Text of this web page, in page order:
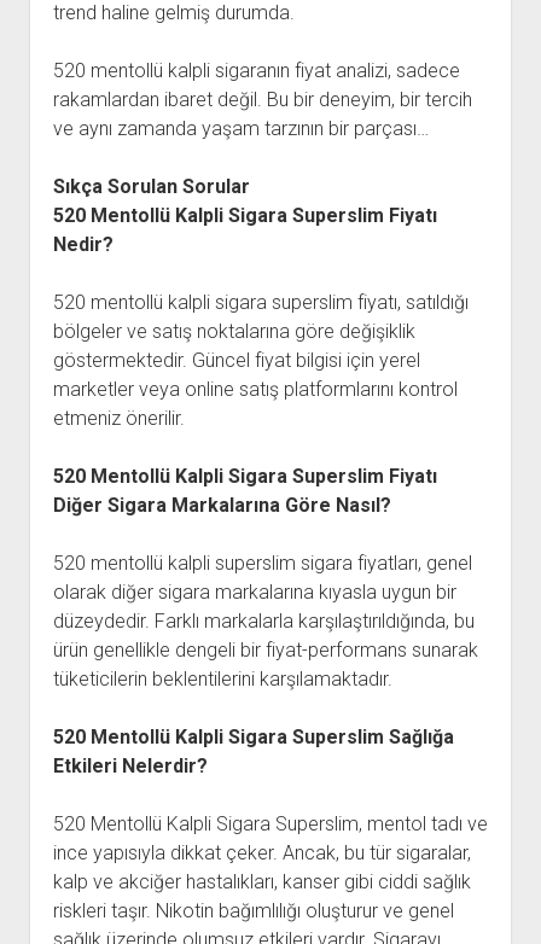
trend haline gelmiş durumda.
520 mentollü kalpli sigaranın fiyat analizi, sadece
rakamlardan ibaret değil. Bu bir deneyim, bir tercih
ve aynı zamanda yaşam tarzının bir parçası…
Sıkça Sorulan Sorular
520 Mentollü Kalpli Sigara Superslim Fiyatı
Nedir?
520 mentollü kalpli sigara superslim fiyatı, satıldığı
bölgeler ve satış noktalarına göre değişiklik
göstermektedir. Güncel fiyat bilgisi için yerel
marketler veya online satış platformlarını kontrol
etmeniz önerilir.
520 Mentollü Kalpli Sigara Superslim Fiyatı
Diğer Sigara Markalarına Göre Nasıl?
520 mentollü kalpli superslim sigara fiyatları, genel
olarak diğer sigara markalarına kıyasla uygun bir
düzeydedir. Farklı markalarla karşılaştırıldığında, bu
ürün genellikle dengeli bir fiyat-performans sunarak
tüketicilerin beklentilerini karşılamaktadır.
520 Mentollü Kalpli Sigara Superslim Sağlığa
Etkileri Nelerdir?
520 Mentollü Kalpli Sigara Superslim, mentol tadı ve
ince yapısıyla dikkat çeker. Ancak, bu tür sigaralar,
kalp ve akciğer hastalıkları, kanser gibi ciddi sağlık
riskleri taşır. Nikotin bağımlılığı oluşturur ve genel